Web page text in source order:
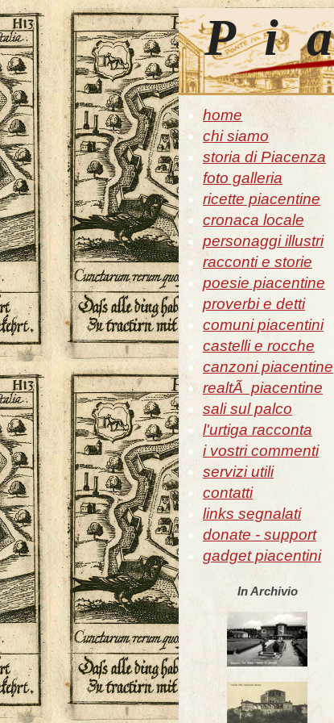
home
chi siamo
storia di Piacenza
foto galleria
ricette piacentine
cronaca locale
personaggi illustri
racconti e storie
poesie piacentine
proverbi e detti
comuni piacentini
castelli e rocche
canzoni piacentine
realtÃ piacentine
sali sul palco
l'urtiga racconta
i vostri commenti
servizi utili
contatti
links segnalati
donate - support
gadget piacentini
In Archivio